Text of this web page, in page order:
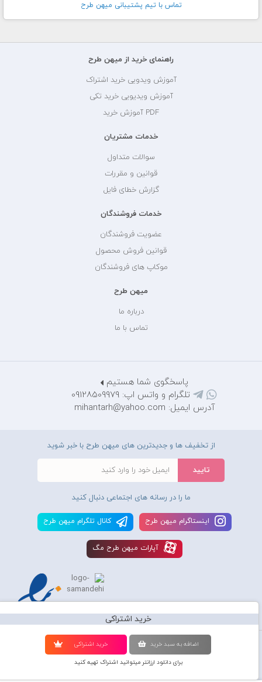
خرید اشتراکی
اضافه به سبد خريد خريد اشتراکی
برای دانلود ارزانتر میتوانید اشتراک تهیه کنید
تماس با تيم پشتيبانی ميهن طرح
راهنمای خرید از میهن طرح
آموزش ویدویی خرید اشتراک
آموزش ویدیویی خرید تکی
PDF آموزش خرید
خدمات مشتریان
سوالات متداول
قوانین و مقررات
گزارش خطای فایل
خدمات فروشندگان
عضویت فروشندگان
قوانین فروش محصول
موکاپ های فروشندگان
میهن طرح
درباره ما
تماس با ما
پاسخگوی شما هستیم
تلگرام و واتس اپ: 09128509979
آدرس ایمیل: mihantarh@yahoo.com
از تخفیف ها و جدیدترین های میهن طرح با خبر شوید
ما را در رسانه های اجتماعی دنبال کنید
اينستاگرام ميهن طرح کانال تلگرام ميهن طرح
آپارات ميهن طرح مگ
استفاده از محصولات سايت میهن طرح برای مقاصد تجاری ممنوع و موجب پیگرد
قانونی میباشد و کليه حقوق اين سايت متعلق به شرکت دانش بنیان میهن طرح
گرافیک می‌باشد.